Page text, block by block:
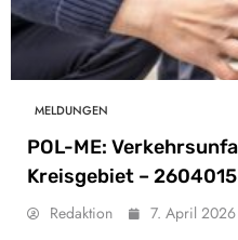
MELDUNGEN
POL-ME:
Kreisgebiet – 2604015
Redaktion 7. April 2026